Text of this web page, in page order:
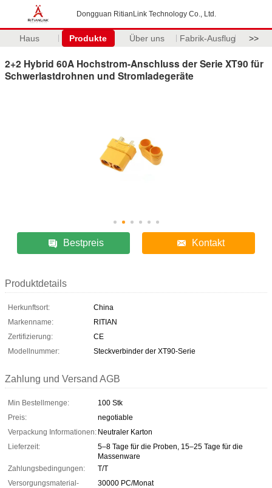
Dongguan RitianLink Technology Co., Ltd.
Haus Produkte Über uns Fabrik-Ausflug >>
2+2 Hybrid 60A Hochstrom-Anschluss der Serie XT90 für
Schwerlastdrohnen und Stromladegeräte
Bestpreis Kontakt
Produktdetails
Herkunftsort:
China
Markenname:
RITIAN
Zertifizierung:
CE
Modellnummer:
Steckverbinder der XT90-Serie
Zahlung und Versand AGB
Min Bestellmenge:
100 Stk
Preis:
negotiable
Verpackung Informationen: Neutraler Karton
Lieferzeit:
5–8 Tage für die Proben, 15–25 Tage für die
Massenware
Zahlungsbedingungen:
T/T
Versorgungsmaterial-
30000 PC/Monat